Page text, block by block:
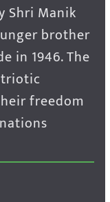
Shri Manik
brother
in 1946. The
freedom